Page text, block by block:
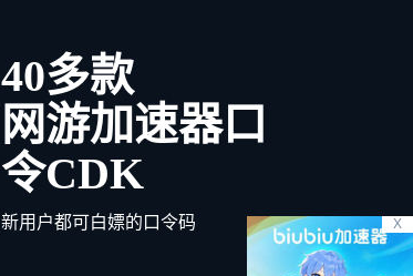
X
40多款
网游加速器口
令CDK
新用户都可白嫖的口令码